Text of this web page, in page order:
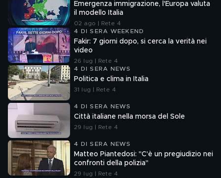
Emergenza immigrazione, l'Europa valuta
il modello Italia
02 ago | Rete 4
4 DI SERA WEEKEND
Fakir: 7 giorni dopo, si cerca la verità nei
video
26 lug | Rete 4
4 DI SERA NEWS
Politica e clima in Italia
31 lug | Rete 4
4 DI SERA NEWS
Città italiane nella morsa del Sole
29 lug | Rete 4
4 DI SERA NEWS
Matteo Piantedosi: "C'è un pregiudizio nei
confronti della polizia"
29 lug | Rete 4